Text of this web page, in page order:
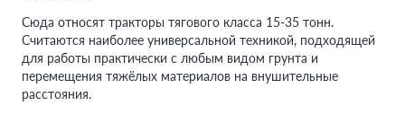
Сюда относят тракторы тягового класса 15-35 тонн.
Считаются наиболее универсальной техникой, подходящей
для работы практически с любым видом грунта и
перемещения тяжёлых материалов на внушительные
расстояния.